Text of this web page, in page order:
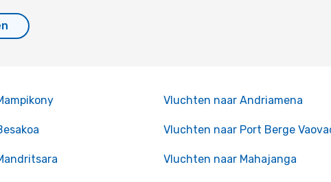
Vluchten naar Andriamena
Vluchten naar Port Berge
Vluchten naar Mahajanga